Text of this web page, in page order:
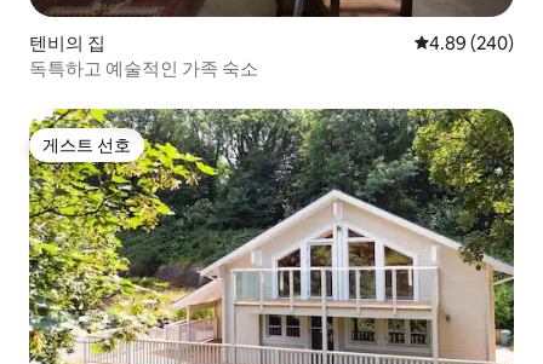
텐비의 집 평점 4.89점(5
4.89 (240)
독특하고 예술적인 가족 숙소
게스트 선호
게스트 선호